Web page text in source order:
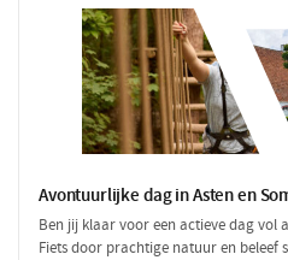
Avontuurlijke dag in Asten en
Ben jij klaar voor een actieve dag vol
Fiets door prachtige natuur en beleef